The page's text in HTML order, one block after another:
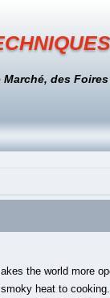
des
the world more
heat to